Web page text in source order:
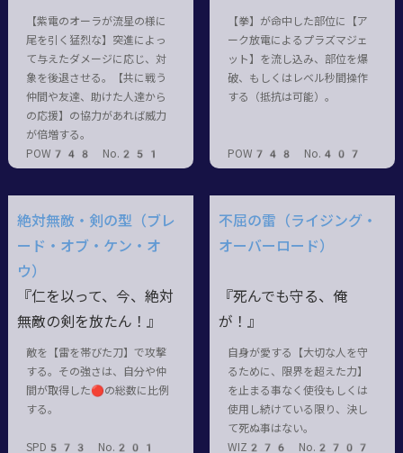
【紫電のオーラが流星の様に
尾を引く猛烈な】突進によっ
て与えたダメージに応じ、対
象を後退させる。【共に戦う
仲間や友達、助けた人達から
の応援】の協力があれば威力
が倍増する。
POW748 No.251
【拳】が命中した部位に【ア
ーク放電によるプラズマジェ
ット】を流し込み、部位を爆
破、もしくはレベル秒間操作
する（抵抗は可能）。
POW748 No.407
絶対無敵・剣の型（ブレ
ード・オブ・ケン・オ
ウ）
『仁を以って、今、絶対
無敵の剣を放たん！』
敵を【雷を帯びた刀】で攻撃
する。その強さは、自分や仲
間が取得した🔴の総数に比例
する。
SPD573 No.201
不屈の雷（ライジング・
オーバーロード）
『死んでも守る、俺
が！』
自身が愛する【大切な人を守
るために、限界を超えた力】
を止まる事なく使役もしくは
使用し続けている限り、決し
て死ぬ事はない。
WIZ276 No.2707